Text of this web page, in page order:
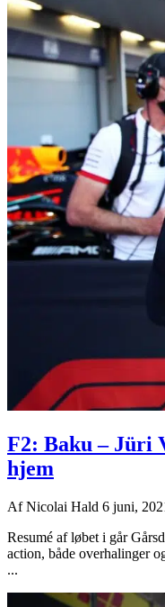
F2: Baku – Jüri
hjem
AfNicolai Hald 6 juni,
Resumé af løbet i går
action, både overhalinger
...